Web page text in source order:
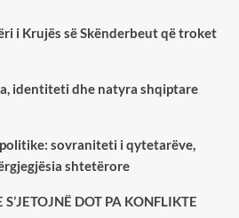
i Krujës së Skënderbeut që troket
identiteti dhe natyra shqiptare
sovraniteti i qytetarëve,
shtetërore
DOT PA KONFLIKTE